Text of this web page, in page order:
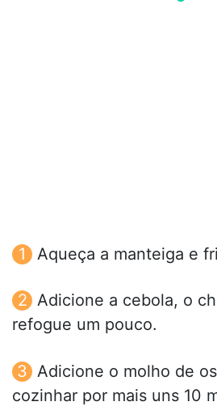
Aqueça a manteiga e
Adicione a cebola, o
refogue um pouco.
Adicione o molho de
cozinhar por mais uns 10